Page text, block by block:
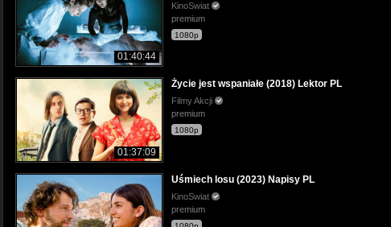
01:40:44
KinoSwiat
premium
1080p
01:37:09
Życie jest wspaniałe (2018) Lektor PL
Filmy Akcji
premium
1080p
Uśmiech losu (2023) Napisy PL
KinoSwiat
premium